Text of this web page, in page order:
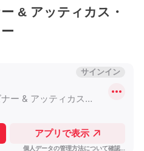
& アッティカス・